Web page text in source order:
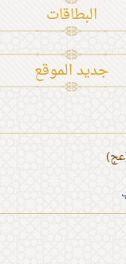
البطاقات
جديد الموقع